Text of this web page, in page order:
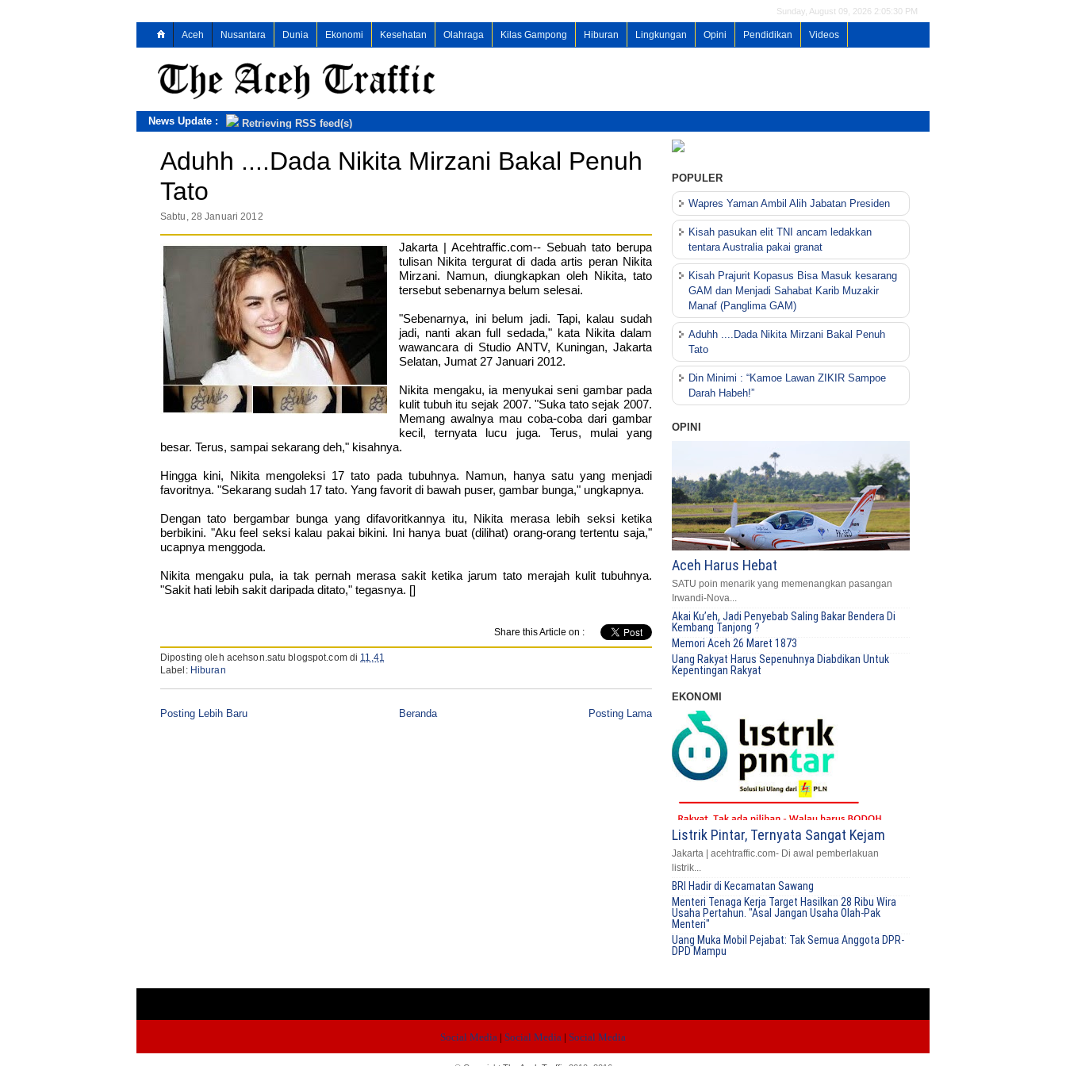
Sunday, August 09, 2026 2:05:30 PM
Aceh Nusantara Dunia Ekonomi Kesehatan Olahraga Kilas Gampong Hiburan Lingkungan Opini Pendidikan Videos
News Update : Retrieving RSS feed(s)
Aduhh ....Dada Nikita Mirzani Bakal Penuh
Tato
Sabtu, 28 Januari 2012
Jakarta | Acehtraffic.com-- Sebuah tato berupa
tulisan Nikita tergurat di dada artis peran Nikita
Mirzani. Namun, diungkapkan oleh Nikita, tato
tersebut sebenarnya belum selesai.
"Sebenarnya, ini belum jadi. Tapi, kalau sudah
jadi, nanti akan full sedada," kata Nikita dalam
wawancara di Studio ANTV, Kuningan, Jakarta
Selatan, Jumat 27 Januari 2012.
Nikita mengaku, ia menyukai seni gambar pada
kulit tubuh itu sejak 2007. "Suka tato sejak 2007.
Memang awalnya mau coba-coba dari gambar
kecil, ternyata lucu juga. Terus, mulai yang
besar. Terus, sampai sekarang deh," kisahnya.
Hingga kini, Nikita mengoleksi 17 tato pada tubuhnya. Namun, hanya satu yang menjadi
favoritnya. "Sekarang sudah 17 tato. Yang favorit di bawah puser, gambar bunga," ungkapnya.
Dengan tato bergambar bunga yang difavoritkannya itu, Nikita merasa lebih seksi ketika
berbikini. "Aku feel seksi kalau pakai bikini. Ini hanya buat (dilihat) orang-orang tertentu saja,"
ucapnya menggoda.
Nikita mengaku pula, ia tak pernah merasa sakit ketika jarum tato merajah kulit tubuhnya.
"Sakit hati lebih sakit daripada ditato," tegasnya. []
Share this Article on :
Diposting oleh acehson.satu blogspot.com di 11.41
Label: Hiburan
Posting Lebih Baru Posting Lama
Beranda
POPULER
Wapres Yaman Ambil Alih Jabatan Presiden
Kisah pasukan elit TNI ancam ledakkan
tentara Australia pakai granat
Kisah Prajurit Kopasus Bisa Masuk kesarang
GAM dan Menjadi Sahabat Karib Muzakir
Manaf (Panglima GAM)
Aduhh ....Dada Nikita Mirzani Bakal Penuh
Tato
Din Minimi : “Kamoe Lawan ZIKIR Sampoe
Darah Habeh!”
OPINI
Aceh Harus Hebat
SATU poin menarik yang memenangkan pasangan
Irwandi-Nova...
Akai Ku’eh, Jadi Penyebab Saling Bakar Bendera Di
Kembang Tanjong ?
Memori Aceh 26 Maret 1873
Uang Rakyat Harus Sepenuhnya Diabdikan Untuk
Kepentingan Rakyat
EKONOMI
Listrik Pintar, Ternyata Sangat Kejam
Jakarta | acehtraffic.com- Di awal pemberlakuan
listrik...
BRI Hadir di Kecamatan Sawang
Menteri Tenaga Kerja Target Hasilkan 28 Ribu Wira
Usaha Pertahun. "Asal Jangan Usaha Olah-Pak
Menteri"
Uang Muka Mobil Pejabat: Tak Semua Anggota DPR-
DPD Mampu
Social Media | Social Media | Social Media